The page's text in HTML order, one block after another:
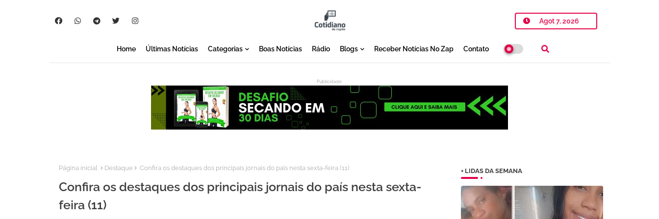
Agot 7, 2026
Home Últimas Notícias Categorias Boas Notícias Rádio Blogs Receber Notícias No Zap Contato
Publicidade:
:
Página inicial Destaque Confira os destaques dos principais jornais do país nesta sexta-feira (11)
Confira os destaques dos principais jornais do país nesta sexta-
feira (11)
+ LIDAS DA SEMANA